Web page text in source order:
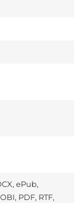
ePub,
PDF, RTF,